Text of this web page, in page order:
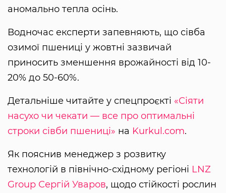
аномально тепла осінь.
Водночас експерти запевняють, що сівба
озимої пшениці у жовтні зазвичай
приносить зменшення врожайності від 10-
20% до 50-60%.
Детальніше читайте у спецпроєкті «Сіяти
насухо чи чекати — все про оптимальні
строки сівби пшениці» на Kurkul.com.
Як пояснив менеджер з розвитку
технологій в північно-східному регіоні LNZ
Group Сергій Уваров, щодо стійкості рослин